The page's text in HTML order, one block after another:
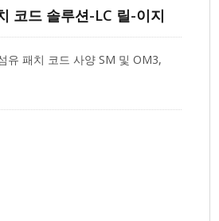
코드 솔루션-LC 릴-이지
유 패치 코드 사양 SM 및 OM3,